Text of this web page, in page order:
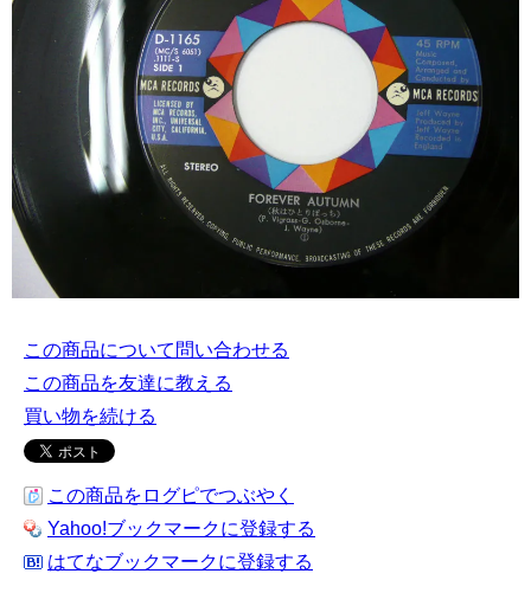
この商品について問い合わせる
この商品を友達に教える
買い物を続ける
この商品をログピでつぶやく
Yahoo!ブックマークに登録する
はてなブックマークに登録する